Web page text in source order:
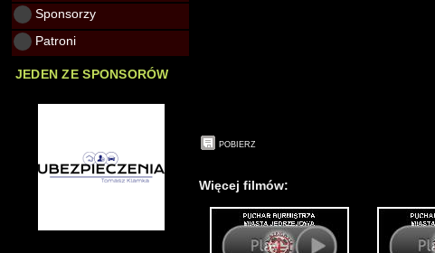
Sponsorzy
Patroni
JEDEN ZE SPONSORÓW
POBIERZ
Więcej filmów: